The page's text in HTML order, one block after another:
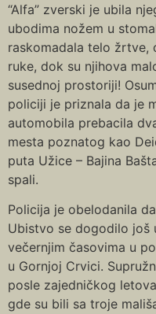
“Alfa” zverski je ubila
ubodima nožem u
raskomadala telo žrtve,
ruke, dok su njihova
susednoj prostoriji!
policiji je priznala da je
automobila prebacila
mesta poznatog kao
puta Užice – Bajina
spali.
Policija je obelodanila
Ubistvo se dogodilo još
večernjim časovima u
u Gornjoj Crvici.
posle zajedničkog
gde su bili sa troje